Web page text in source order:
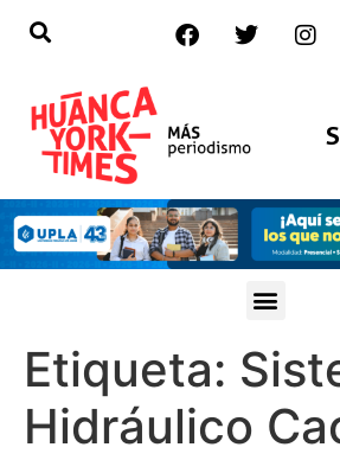
Etiqueta:
Hidráulico